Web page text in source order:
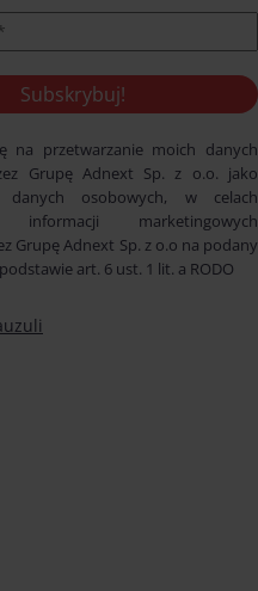
na przetwarzanie moich danych
Grupę Adnext Sp. z o.o. jako
danych osobowych, w celach
informacji marketingowych
Grupę Adnext Sp. z o.o na podany
art. 6 ust. 1 lit. a RODO